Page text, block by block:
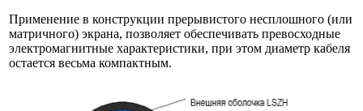
Применение в конструкции прерывистого несплошного (или
матричного) экрана, позволяет обеспечивать превосходные
электромагнитные характеристики, при этом диаметр кабеля
остается весьма компактным.